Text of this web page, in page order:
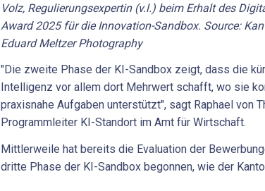
Volz, Regulierungsexpertin (v.l.) beim Erhalt des
Award 2025 für die Innovation-Sandbox. Source:
Eduard Meltzer Photography
"Die zweite Phase der KI-Sandbox zeigt, dass die
Intelligenz vor allem dort Mehrwert schafft, wo sie
praxisnahe Aufgaben unterstützt", sagt Raphael von
Programmleiter KI-Standort im Amt für Wirtschaft.
Mittlerweile hat bereits die Evaluation der
dritte Phase der KI-Sandbox begonnen, wie der